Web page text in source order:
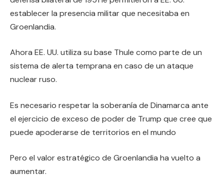
establecer la presencia militar que necesitaba en
Groenlandia.
Ahora EE. UU. utiliza su base Thule como parte de un
sistema de alerta temprana en caso de un ataque
nuclear ruso.
Es necesario respetar la soberanía de Dinamarca ante
el ejercicio de exceso de poder de Trump que cree que
puede apoderarse de territorios en el mundo
Pero el valor estratégico de Groenlandia ha vuelto a
aumentar.